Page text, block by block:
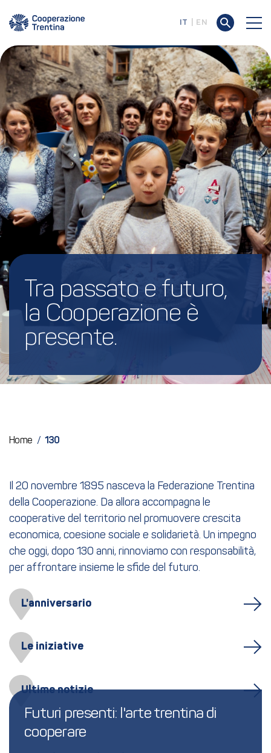
IT EN
Tra passato e futuro,
la Cooperazione è
presente.
Home / 130
Il 20 novembre 1895 nasceva la Federazione Trentina
della Cooperazione. Da allora accompagna le
cooperative del territorio nel promuovere crescita
economica, coesione sociale e solidarietà. Un impegno
che oggi, dopo 130 anni, rinnoviamo con responsabilità,
per affrontare insieme le sfide del futuro.
L'anniversario
Le iniziative
Ultime notizie
Futuri presenti: l'arte trentina di
cooperare